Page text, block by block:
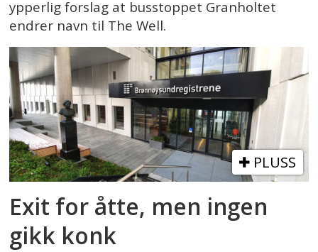
ypperlig forslag at busstoppet Granholtet
endrer navn til The Well.
PLUSS
Exit for åtte, men ingen
gikk konk